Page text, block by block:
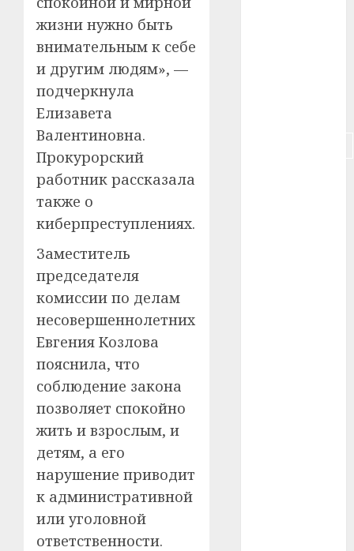
жизни нужно быть
внимательным к себе
и другим людям», —
подчеркнула
Елизавета
Валентиновна.
Прокурорский
работник рассказала
также о
киберпреступлениях.
Заместитель
председателя
комиссии по делам
несовершеннолетних
Евгения Козлова
пояснила, что
соблюдение закона
позволяет спокойно
жить и взрослым, и
детям, а его
нарушение приводит
к административной
или уголовной
ответственности.